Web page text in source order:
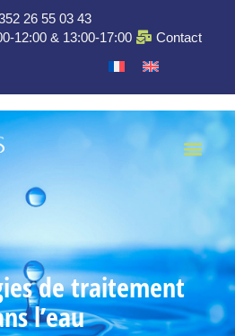
26 55 03 43
12:00 & 13:00-17:00
Contact
de traitement
l’eau